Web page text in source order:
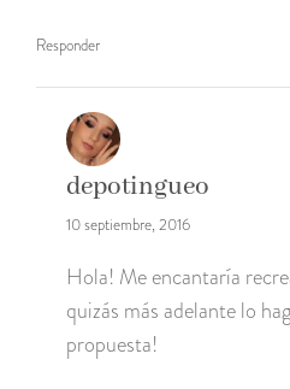
Responder
depotingueo
10 septiembre, 2016
Hola! Me encantaría
quizás más adelante lo
propuesta!